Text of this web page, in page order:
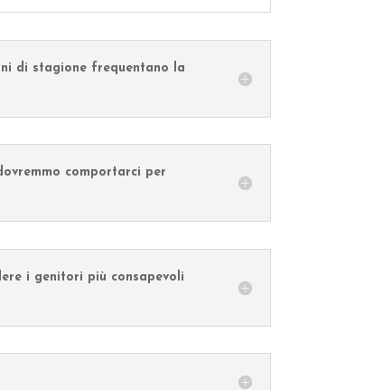
di stagione frequentano la
comportarci per
i genitori più consapevoli